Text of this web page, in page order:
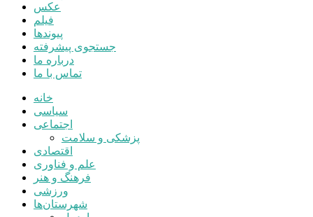
عکس
فیلم
پیوندها
جستجوی پیشرفته
درباره ما
تماس با ما
خانه
سیاسی
اجتماعی
پزشکی و سلامت
اقتصادی
علم و فناوری
فرهنگ و هنر
ورزشی
شهرستان‌ها